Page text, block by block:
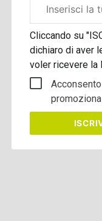
aziendale
Cliccando su
dichiaro di aver
voler ricevere la